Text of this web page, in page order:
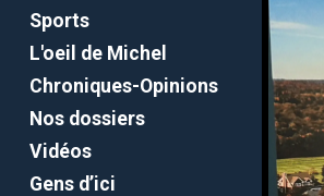
Sports
L'oeil de Michel
Chroniques-Opinions
Nos dossiers
Vidéos
Gens d’ici